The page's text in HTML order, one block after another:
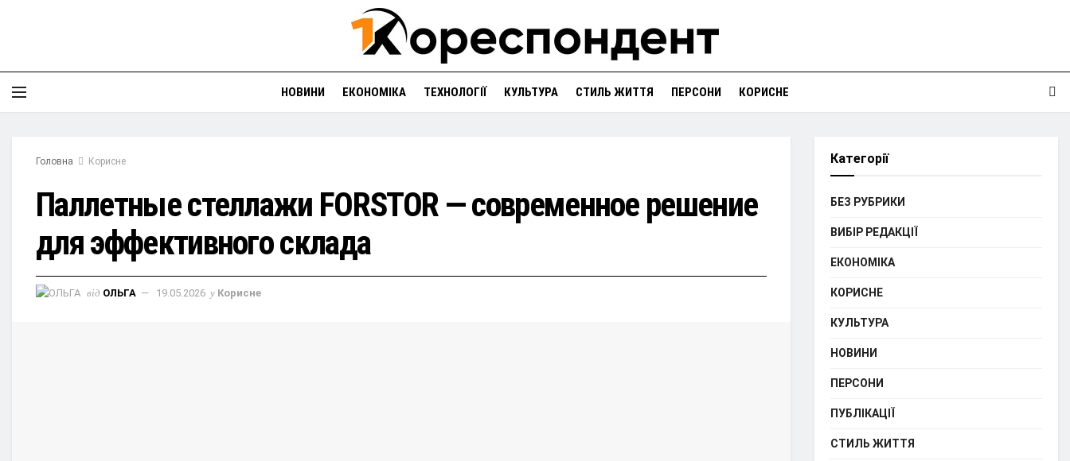
НОВИНИ ЕКОНОМІКА ТЕХНОЛОГІЇ КУЛЬТУРА СТИЛЬ ЖИТТЯ ПЕРСОНИ КОРИСНЕ
Головна Корисне
Паллетные стеллажи FORSTOR — современное решение
для эффективного склада
від ОЛЬГА 19.05.2026 у Корисне
Категорії
БЕЗ РУБРИКИ
ВИБІР РЕДАКЦІЇ
ЕКОНОМІКА
КОРИСНЕ
КУЛЬТУРА
НОВИНИ
ПЕРСОНИ
ПУБЛІКАЦІЇ
СТИЛЬ ЖИТТЯ